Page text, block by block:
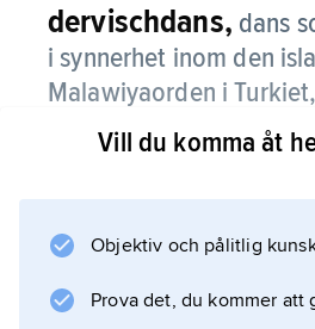
dervischdans, dans
i synnerhet inom den
Malawiyaorden i
1200-talet av den
Jalal ad-Din Rumi.
virvlande rörelse och
Dansen framkallar en känsla
Vill du komma åt
Objektiv och pålitlig
Prova det, du kommer att